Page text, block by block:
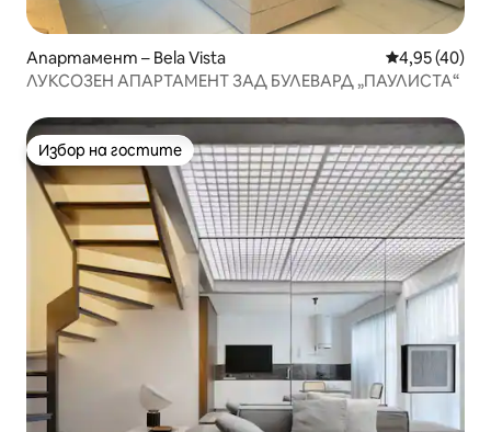
Апартамент – Bela Vista Средна
4,95 (40)
ЛУКСОЗЕН АПАРТАМЕНТ ЗАД БУЛЕВАРД „ПАУЛИСТА“
Избор на гостите
Избор на гостите